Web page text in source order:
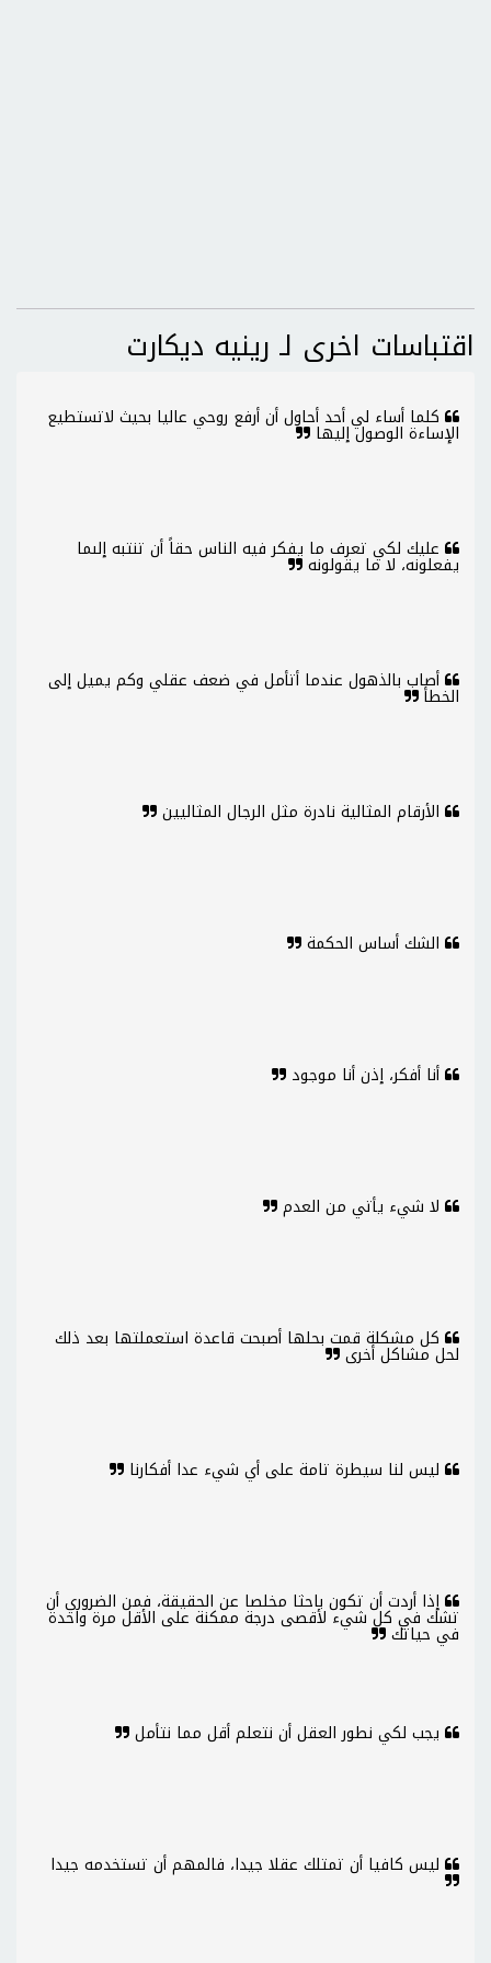
اقتباسات اخرى لـ رينيه ديكارت
كلما أساء لي أحد أحاول أن أرفع روحي عاليا بحيث لاتستطيع
الإساءة الوصول إليها
عليك لكي تعرف ما يفكر فيه الناس حقاً أن تنتبه إلىما
يفعلونه، لا ما يقولونه
أصاب بالذهول عندما أتأمل في ضعف عقلي وكم يميل إلى
الخطأ
الأرقام المثالية نادرة مثل الرجال المثاليين
الشك أساس الحكمة
أنا أفكر، إذن أنا موجود
لا شيء يأتي من العدم
كل مشكلة قمت بحلها أصبحت قاعدة استعملتها بعد ذلك
لحل مشاكل أخرى
ليس لنا سيطرة تامة على أي شيء عدا أفكارنا
إذا أردت أن تكون باحثا مخلصا عن الحقيقة، فمن الضروري أن
تشك في كل شيء لأقصى درجة ممكنة على الأقل مرة واحدة
في حياتك
يجب لكي نطور العقل أن نتعلم أقل مما نتأمل
ليس كافيا أن تمتلك عقلا جيدا، فالمهم أن تستخدمه جيدا